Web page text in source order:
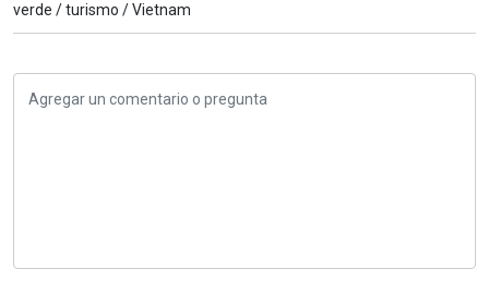
verde /turismo /Vietnam